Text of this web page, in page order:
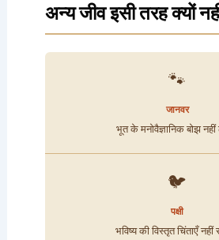
अन्य जीव इसी तरह क्यों
🐾
जानवर
भूत के मनोवैज्ञानिक बोझ नहीं
🐦
पक्षी
भविष्य की विस्तृत चिंताएँ